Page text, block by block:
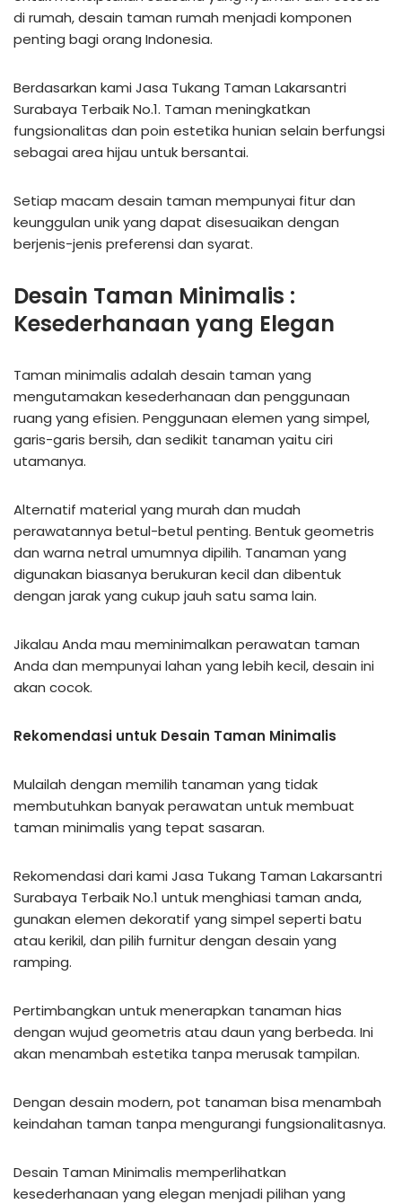
di rumah, desain taman rumah menjadi komponen
penting bagi orang Indonesia.
Berdasarkan kami Jasa Tukang Taman Lakarsantri
Surabaya Terbaik No.1. Taman meningkatkan
fungsionalitas dan poin estetika hunian selain berfungsi
sebagai area hijau untuk bersantai.
Setiap macam desain taman mempunyai fitur dan
keunggulan unik yang dapat disesuaikan dengan
berjenis-jenis preferensi dan syarat.
Desain Taman Minimalis :
Kesederhanaan yang Elegan
Taman minimalis adalah desain taman yang
mengutamakan kesederhanaan dan penggunaan
ruang yang efisien. Penggunaan elemen yang simpel,
garis-garis bersih, dan sedikit tanaman yaitu ciri
utamanya.
Alternatif material yang murah dan mudah
perawatannya betul-betul penting. Bentuk geometris
dan warna netral umumnya dipilih. Tanaman yang
digunakan biasanya berukuran kecil dan dibentuk
dengan jarak yang cukup jauh satu sama lain.
Jikalau Anda mau meminimalkan perawatan taman
Anda dan mempunyai lahan yang lebih kecil, desain ini
akan cocok.
Rekomendasi untuk Desain Taman Minimalis
Mulailah dengan memilih tanaman yang tidak
membutuhkan banyak perawatan untuk membuat
taman minimalis yang tepat sasaran.
Rekomendasi dari kami Jasa Tukang Taman Lakarsantri
Surabaya Terbaik No.1 untuk menghiasi taman anda,
gunakan elemen dekoratif yang simpel seperti batu
atau kerikil, dan pilih furnitur dengan desain yang
ramping.
Pertimbangkan untuk menerapkan tanaman hias
dengan wujud geometris atau daun yang berbeda. Ini
akan menambah estetika tanpa merusak tampilan.
Dengan desain modern, pot tanaman bisa menambah
keindahan taman tanpa mengurangi fungsionalitasnya.
Desain Taman Minimalis memperlihatkan
kesederhanaan yang elegan menjadi pilihan yang